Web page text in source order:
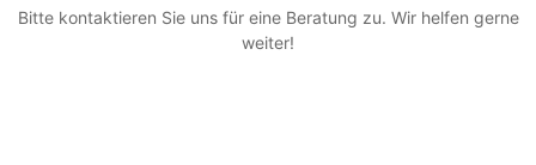
Bitte kontaktieren Sie uns für eine Beratung zu. Wir helfen gerne
weiter!